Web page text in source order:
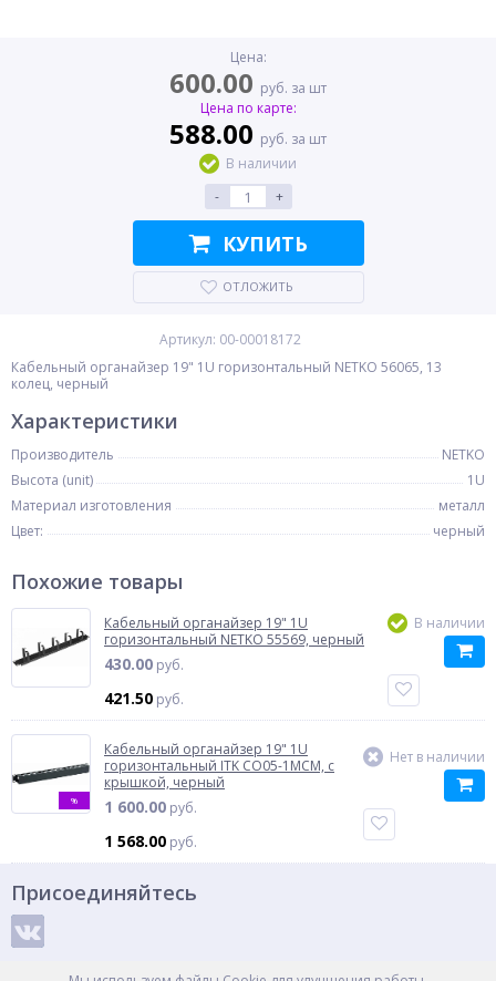
Цена:
600.00 руб. за шт
Цена по карте:
588.00 руб. за шт
В наличии
-
+
КУПИТЬ
ОТЛОЖИТЬ
Артикул: 00-00018172
Кабельный органайзер 19" 1U горизонтальный NETKO 56065, 13
колец, черный
Характеристики
Производитель
NETKO
Высота (unit)
1U
Материал изготовления
металл
Цвет:
черный
Похожие товары
Кабельный органайзер 19" 1U
горизонтальный NETKO 55569, черный
430.00 руб.
421.50 руб.
В наличии
%
Кабельный органайзер 19" 1U
горизонтальный ITK CO05-1MCM, с
крышкой, черный
1 600.00 руб.
1 568.00 руб.
Нет в наличии
Присоединяйтесь
Способы оплаты